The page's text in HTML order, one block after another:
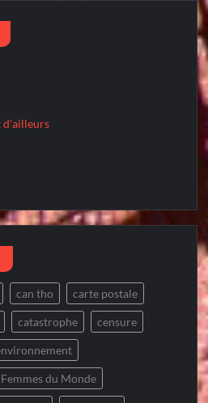
d'ailleurs
can tho carte postale
catastrophe censure
Femmes du Monde